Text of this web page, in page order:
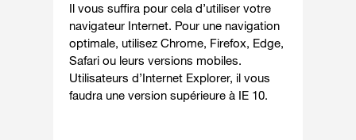
Il vous suffira pour cela d’utiliser votre
navigateur Internet. Pour une navigation
optimale, utilisez Chrome, Firefox, Edge,
Safari ou leurs versions mobiles.
Utilisateurs d’Internet Explorer, il vous
faudra une version supérieure à IE 10.